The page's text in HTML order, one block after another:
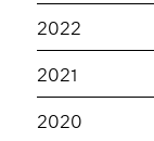
2022
2021
2020